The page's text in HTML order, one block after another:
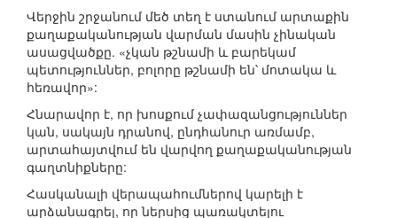
Վերջին շրջանում մեծ տեղ է ստանում արտաքին
քաղաքականության վարման մասին չինական
ասացվածքը. «չկան թշնամի և բարեկամ
պետություններ, բոլորը թշնամի են՝ մոտակա և
հեռավոր»:
Հնարավոր է, որ խոսքում չափազանցություններ
կան, սակայն դրանով, ընդհանուր առմամբ,
արտահայտվում են վարվող քաղաքականության
գաղտնիքները:
Հասկանալի վերապահումներով կարելի է
արձանագրել, որ ներսից պառակտելու